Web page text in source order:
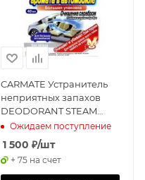
CARMATE Устранитель
неприятных запахов
DEODORANT STEAM
TYPE AG, Дымовая
шашка, 40мл
Ожидаем поступление
1 500 ₽/шт
+ 75 на счет